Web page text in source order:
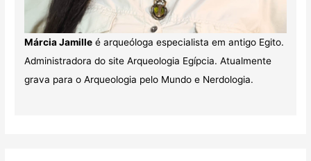
Márcia Jamilleé arqueóloga especialista em antigo Egito.
Administradora do site Arqueologia Egípcia. Atualmente
grava para o Arqueologia pelo Mundo e Nerdologia.